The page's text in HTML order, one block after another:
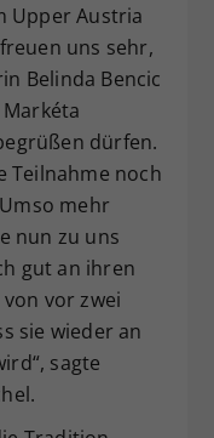
Upper Austria
uns sehr,
Belinda Bencic
dürfen.
Teilnahme noch
mehr
nun zu uns
gut an ihren
vor zwei
sie wieder an
sagte